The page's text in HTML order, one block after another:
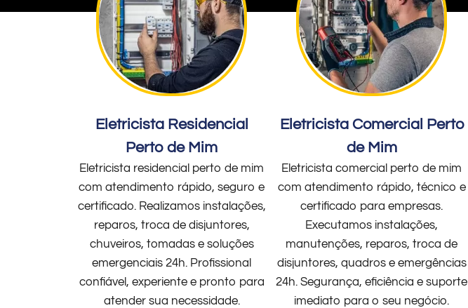
Eletricista Residencial
Perto de Mim
Eletricista residencial perto de mim
com atendimento rápido, seguro e
certificado. Realizamos instalações,
reparos, troca de disjuntores,
chuveiros, tomadas e soluções
emergenciais 24h. Profissional
confiável, experiente e pronto para
atender sua necessidade.
Eletricista Comercial Perto
de Mim
Eletricista comercial perto de mim
com atendimento rápido, técnico e
certificado para empresas.
Executamos instalações,
manutenções, reparos, troca de
disjuntores, quadros e emergências
24h. Segurança, eficiência e suporte
imediato para o seu negócio.